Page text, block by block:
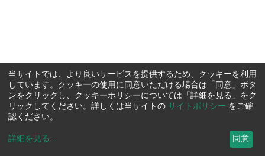
当サイトでは、より良いサービスを提供するため、クッキーを利用
しています。クッキーの使用に同意いただける場合は「同意」ボタ
ンをクリックし、クッキーポリシーについては「詳細を見る」をク
リックしてください。詳しくは当サイトの サイトポリシー をご確
認ください。
詳細を見る ... 同意